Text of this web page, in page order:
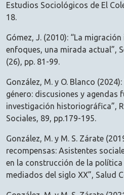
Estudios Sociológicos de El
18.
Gómez, J. (2010): “La
enfoques, una mirada actual”,
(26), pp. 81-99.
González, M. y O. Blanco
género: discusiones y agendas
investigación historiográfica”,
Sociales, 89, pp.179-195.
González, M. y M. S. Zárate
recompensas: Asistentes
en la construcción de la
mediados del siglo XX”, Salud